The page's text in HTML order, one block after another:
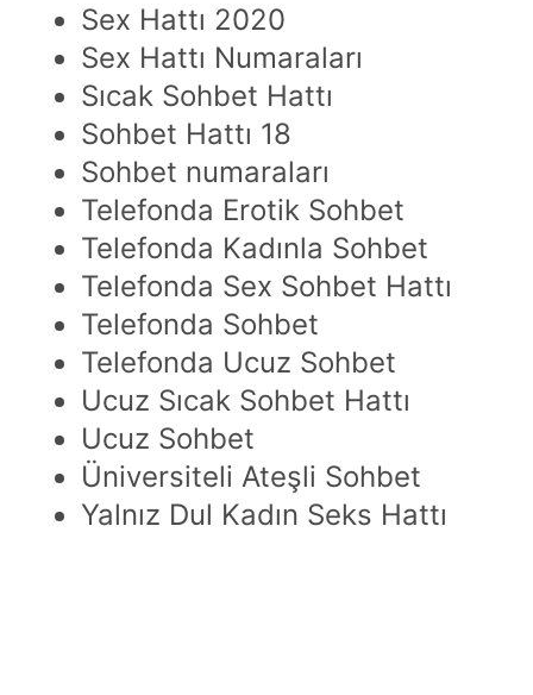
Sex Hattı 2020
Sex Hattı Numaraları
Sıcak Sohbet Hattı
Sohbet Hattı 18
Sohbet numaraları
Telefonda Erotik Sohbet
Telefonda Kadınla Sohbet
Telefonda Sex Sohbet Hattı
Telefonda Sohbet
Telefonda Ucuz Sohbet
Ucuz Sıcak Sohbet Hattı
Ucuz Sohbet
Üniversiteli Ateşli Sohbet
Yalnız Dul Kadın Seks Hattı